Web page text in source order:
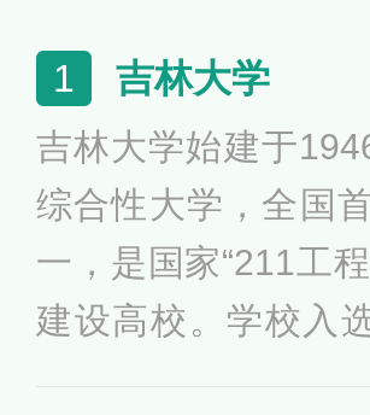
1 吉林大学
吉林大学始建于
综合性大学，全国
一，是国家“211工
建设高校。学校入